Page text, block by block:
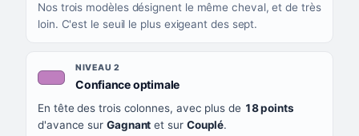
Nos trois modèles désignent le même cheval, et de très
loin. C'est le seuil le plus exigeant des sept.
NIVEAU 2
Confiance optimale, couleur mauve
En tête des trois colonnes, avec plus de 18 points
d'avance sur Gagnant et sur Couplé.